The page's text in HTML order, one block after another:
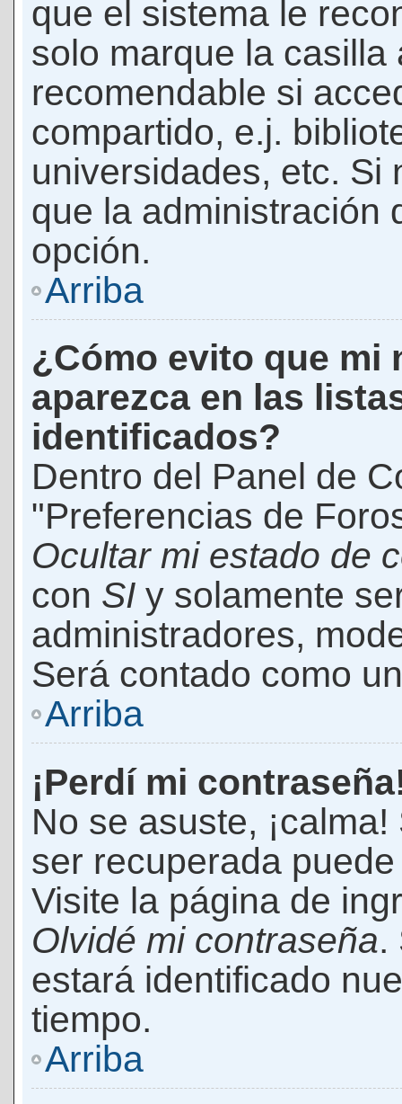
que el sistema le
solo marque la casilla
recomendable si
compartido, e.j.
universidades, etc. Si
que la administración
opción.
Arriba
¿Cómo evito que mi
aparezca en las
identificados?
Dentro del Panel de
"Preferencias de
Ocultar mi estado de
con SI y solamente
administradores,
Será contado como
Arriba
¡Perdí mi
No se asuste,
ser recuperada
Visite la página de
Olvidé mi contraseña.
estará identificado
tiempo.
Arriba